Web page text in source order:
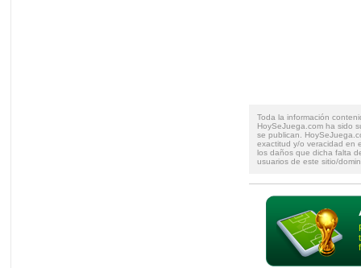
Toda la información
HoySeJuega.com ha sido
se publican.
exactitud y/o veracidad en
los daños que dicha falta
usuarios de este sitio/